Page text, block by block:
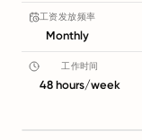
工资发放频率
Monthly
工作时间
48 hours/week